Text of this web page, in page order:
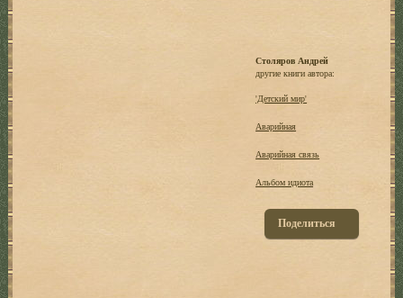
Столяров Андрей
другие книги автора:
'Детский мир'
Аварийная
Аварийная связь
Альбом идиота
Поделиться